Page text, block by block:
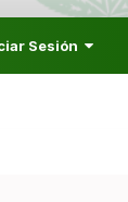
Sesión